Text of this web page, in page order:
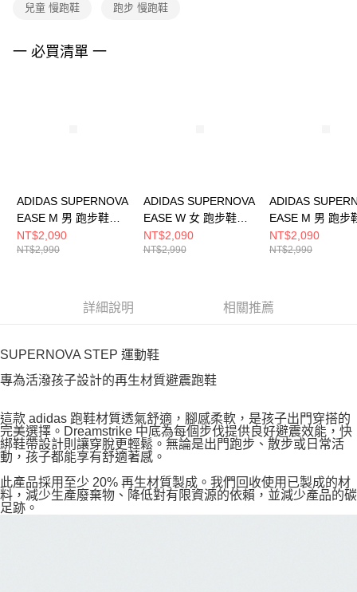
３．未成年的使用者請事先徵得法定代理人或監護人之同意方可使用
４．使用「AFTEE先享後付」時，將依據個別帳號之用戶狀況，依本公司即
兒童 慢跑鞋 跑步 慢跑鞋
一 必買清單 一
ADIDAS SUPERNOVA
EASE M 男 跑步鞋
IH2580
NT$2,090
NT$2,990
ADIDAS SUPERNOVA
EASE W 女 跑步鞋
JH8558
NT$2,090
NT$2,990
ADIDAS
EASE M 男 跑步
JI1426
NT$2,090
NT$2,990
詳細說明 相關推薦
SUPERNOVA STEP 運動鞋
專為活潑孩子設計的再生材質避震跑鞋
這款 adidas 跑鞋材質透氣舒適，腳感柔軟，是孩子出門穿搭的
完美選擇。Dreamstrike 中底為每個步伐提供良好避震效能，快
綁鞋帶設計則讓穿脫更輕鬆。無論是出門跑步、散步或日常活
動，孩子都能享有舒適著感。
此產品採用至少 20% 再生材質製成。我們回收使用已製成的材
料，減少生產廢棄物、降低對有限資源的依賴，並減少產品的碳
足跡。